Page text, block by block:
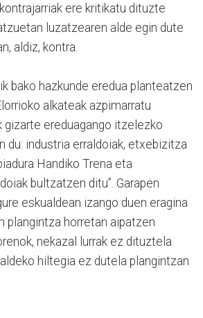
ere kritikatu dituzte
luzatzearen alde egin dute
aldiz, kontra.
bako hazkunde eredua planteatzen
alkateak azpimarratu
gizarte ereduagango itzelezko
du: industria erraldoiak, etxebizitza
Handiko Trena eta
bultzatzen ditu”. Garapen
eskualdean izango duen eragina
plangintza horretan aipatzen
nekazal lurrak ez dituztela
hiltegia ez dutela plangintzan